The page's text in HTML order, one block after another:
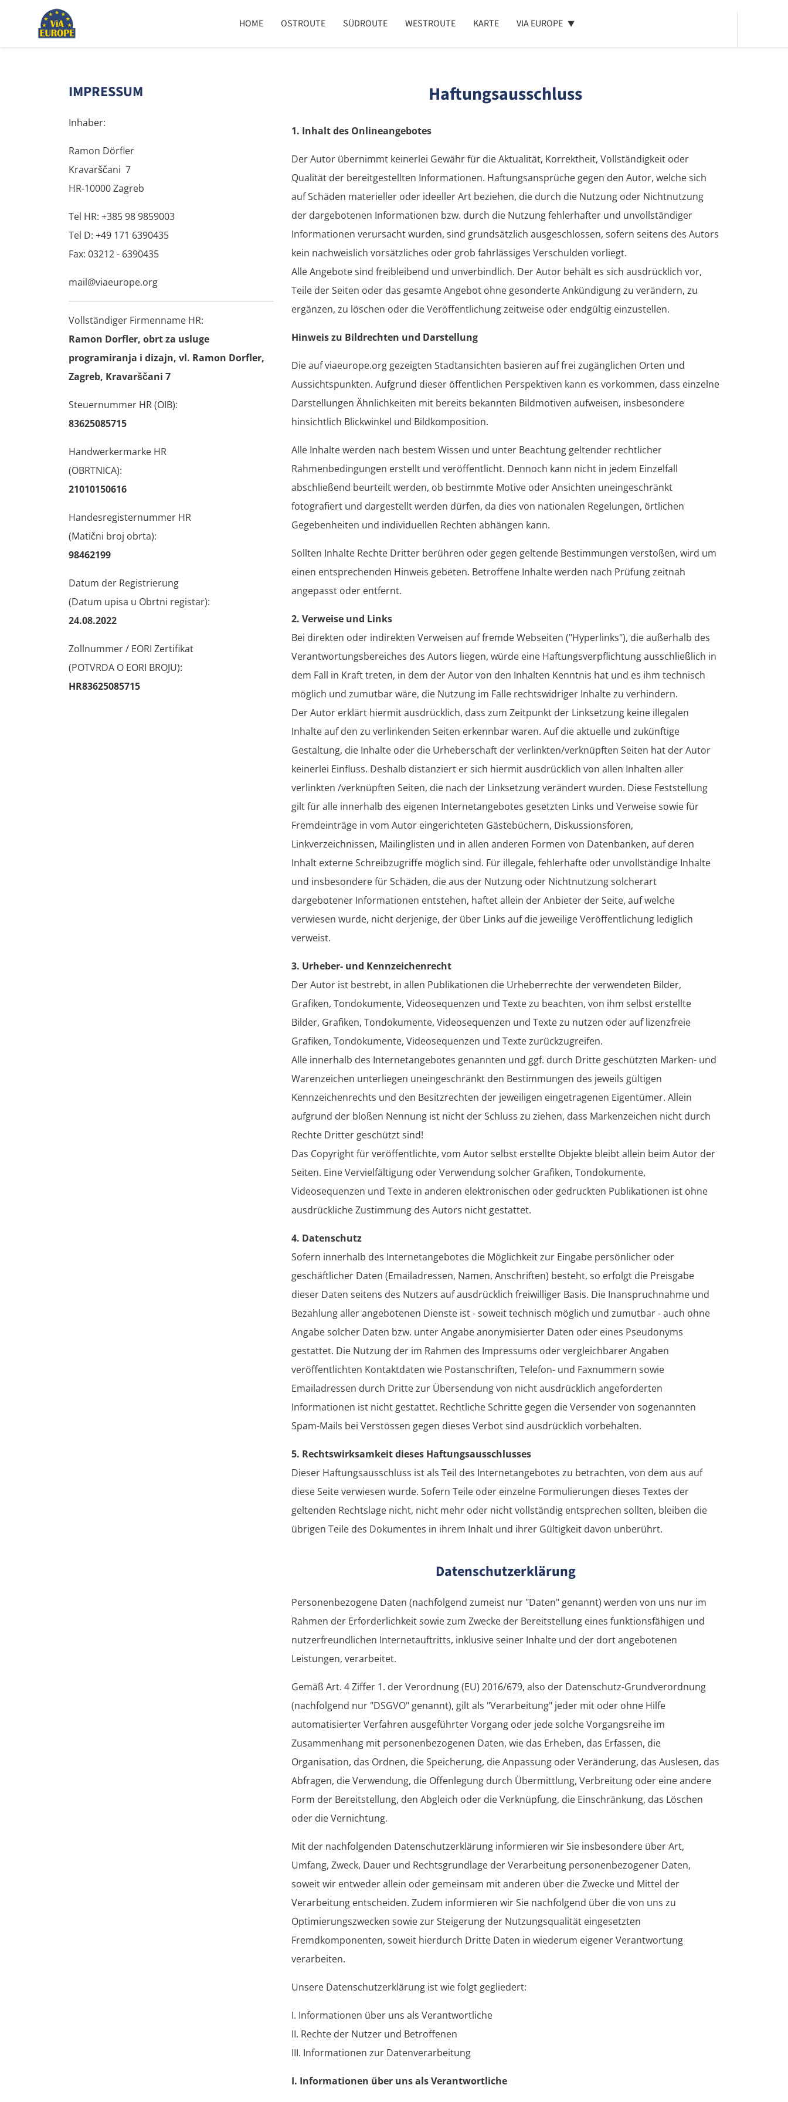
HOME OSTROUTE SÜDROUTE WESTROUTE KARTE VIA EUROPE
IMPRESSUM
Inhaber:
Ramon Dörfler
Kravarščani 7
HR-10000 Zagreb
Tel HR: +385 98 9859003
Tel D: +49 171 6390435
Fax: 03212 - 6390435
mail@viaeurope.org
Vollständiger Firmenname HR:
Ramon Dorfler, obrt za usluge
programiranja i dizajn, vl. Ramon Dorfler,
Zagreb, Kravarščani 7
Steuernummer HR (OIB):
83625085715
Handwerkermarke HR
(OBRTNICA):
21010150616
Handesregisternummer HR
(Matični broj obrta):
98462199
Datum der Registrierung
(Datum upisa u Obrtni registar):
24.08.2022
Zollnummer / EORI Zertifikat
(POTVRDA O EORI BROJU):
HR83625085715
Haftungsausschluss
1. Inhalt des Onlineangebotes
Der Autor übernimmt keinerlei Gewähr für die Aktualität, Korrektheit, Vollständigkeit oder
Qualität der bereitgestellten Informationen. Haftungsansprüche gegen den Autor, welche sich
auf Schäden materieller oder ideeller Art beziehen, die durch die Nutzung oder Nichtnutzung
der dargebotenen Informationen bzw. durch die Nutzung fehlerhafter und unvollständiger
Informationen verursacht wurden, sind grundsätzlich ausgeschlossen, sofern seitens des Autors
kein nachweislich vorsätzliches oder grob fahrlässiges Verschulden vorliegt.
Alle Angebote sind freibleibend und unverbindlich. Der Autor behält es sich ausdrücklich vor,
Teile der Seiten oder das gesamte Angebot ohne gesonderte Ankündigung zu verändern, zu
ergänzen, zu löschen oder die Veröffentlichung zeitweise oder endgültig einzustellen.
Hinweis zu Bildrechten und Darstellung
Die auf viaeurope.org gezeigten Stadtansichten basieren auf frei zugänglichen Orten und
Aussichtspunkten. Aufgrund dieser öffentlichen Perspektiven kann es vorkommen, dass einzelne
Darstellungen Ähnlichkeiten mit bereits bekannten Bildmotiven aufweisen, insbesondere
hinsichtlich Blickwinkel und Bildkomposition.
Alle Inhalte werden nach bestem Wissen und unter Beachtung geltender rechtlicher
Rahmenbedingungen erstellt und veröffentlicht. Dennoch kann nicht in jedem Einzelfall
abschließend beurteilt werden, ob bestimmte Motive oder Ansichten uneingeschränkt
fotografiert und dargestellt werden dürfen, da dies von nationalen Regelungen, örtlichen
Gegebenheiten und individuellen Rechten abhängen kann.
Sollten Inhalte Rechte Dritter berühren oder gegen geltende Bestimmungen verstoßen, wird um
einen entsprechenden Hinweis gebeten. Betroffene Inhalte werden nach Prüfung zeitnah
angepasst oder entfernt.
2. Verweise und Links
Bei direkten oder indirekten Verweisen auf fremde Webseiten ("Hyperlinks"), die außerhalb des
Verantwortungsbereiches des Autors liegen, würde eine Haftungsverpflichtung ausschließlich in
dem Fall in Kraft treten, in dem der Autor von den Inhalten Kenntnis hat und es ihm technisch
möglich und zumutbar wäre, die Nutzung im Falle rechtswidriger Inhalte zu verhindern.
Der Autor erklärt hiermit ausdrücklich, dass zum Zeitpunkt der Linksetzung keine illegalen
Inhalte auf den zu verlinkenden Seiten erkennbar waren. Auf die aktuelle und zukünftige
Gestaltung, die Inhalte oder die Urheberschaft der verlinkten/verknüpften Seiten hat der Autor
keinerlei Einfluss. Deshalb distanziert er sich hiermit ausdrücklich von allen Inhalten aller
verlinkten /verknüpften Seiten, die nach der Linksetzung verändert wurden. Diese Feststellung
gilt für alle innerhalb des eigenen Internetangebotes gesetzten Links und Verweise sowie für
Fremdeinträge in vom Autor eingerichteten Gästebüchern, Diskussionsforen,
Linkverzeichnissen, Mailinglisten und in allen anderen Formen von Datenbanken, auf deren
Inhalt externe Schreibzugriffe möglich sind. Für illegale, fehlerhafte oder unvollständige Inhalte
und insbesondere für Schäden, die aus der Nutzung oder Nichtnutzung solcherart
dargebotener Informationen entstehen, haftet allein der Anbieter der Seite, auf welche
verwiesen wurde, nicht derjenige, der über Links auf die jeweilige Veröffentlichung lediglich
verweist.
3. Urheber- und Kennzeichenrecht
Der Autor ist bestrebt, in allen Publikationen die Urheberrechte der verwendeten Bilder,
Grafiken, Tondokumente, Videosequenzen und Texte zu beachten, von ihm selbst erstellte
Bilder, Grafiken, Tondokumente, Videosequenzen und Texte zu nutzen oder auf lizenzfreie
Grafiken, Tondokumente, Videosequenzen und Texte zurückzugreifen.
Alle innerhalb des Internetangebotes genannten und ggf. durch Dritte geschützten Marken- und
Warenzeichen unterliegen uneingeschränkt den Bestimmungen des jeweils gültigen
Kennzeichenrechts und den Besitzrechten der jeweiligen eingetragenen Eigentümer. Allein
aufgrund der bloßen Nennung ist nicht der Schluss zu ziehen, dass Markenzeichen nicht durch
Rechte Dritter geschützt sind!
Das Copyright für veröffentlichte, vom Autor selbst erstellte Objekte bleibt allein beim Autor der
Seiten. Eine Vervielfältigung oder Verwendung solcher Grafiken, Tondokumente,
Videosequenzen und Texte in anderen elektronischen oder gedruckten Publikationen ist ohne
ausdrückliche Zustimmung des Autors nicht gestattet.
4. Datenschutz
Sofern innerhalb des Internetangebotes die Möglichkeit zur Eingabe persönlicher oder
geschäftlicher Daten (Emailadressen, Namen, Anschriften) besteht, so erfolgt die Preisgabe
dieser Daten seitens des Nutzers auf ausdrücklich freiwilliger Basis. Die Inanspruchnahme und
Bezahlung aller angebotenen Dienste ist - soweit technisch möglich und zumutbar - auch ohne
Angabe solcher Daten bzw. unter Angabe anonymisierter Daten oder eines Pseudonyms
gestattet. Die Nutzung der im Rahmen des Impressums oder vergleichbarer Angaben
veröffentlichten Kontaktdaten wie Postanschriften, Telefon- und Faxnummern sowie
Emailadressen durch Dritte zur Übersendung von nicht ausdrücklich angeforderten
Informationen ist nicht gestattet. Rechtliche Schritte gegen die Versender von sogenannten
Spam-Mails bei Verstössen gegen dieses Verbot sind ausdrücklich vorbehalten.
5. Rechtswirksamkeit dieses Haftungsausschlusses
Dieser Haftungsausschluss ist als Teil des Internetangebotes zu betrachten, von dem aus auf
diese Seite verwiesen wurde. Sofern Teile oder einzelne Formulierungen dieses Textes der
geltenden Rechtslage nicht, nicht mehr oder nicht vollständig entsprechen sollten, bleiben die
übrigen Teile des Dokumentes in ihrem Inhalt und ihrer Gültigkeit davon unberührt.
Datenschutzerklärung
Personenbezogene Daten (nachfolgend zumeist nur "Daten" genannt) werden von uns nur im
Rahmen der Erforderlichkeit sowie zum Zwecke der Bereitstellung eines funktionsfähigen und
nutzerfreundlichen Internetauftritts, inklusive seiner Inhalte und der dort angebotenen
Leistungen, verarbeitet.
Gemäß Art. 4 Ziffer 1. der Verordnung (EU) 2016/679, also der Datenschutz-Grundverordnung
(nachfolgend nur "DSGVO" genannt), gilt als "Verarbeitung" jeder mit oder ohne Hilfe
automatisierter Verfahren ausgeführter Vorgang oder jede solche Vorgangsreihe im
Zusammenhang mit personenbezogenen Daten, wie das Erheben, das Erfassen, die
Organisation, das Ordnen, die Speicherung, die Anpassung oder Veränderung, das Auslesen, das
Abfragen, die Verwendung, die Offenlegung durch Übermittlung, Verbreitung oder eine andere
Form der Bereitstellung, den Abgleich oder die Verknüpfung, die Einschränkung, das Löschen
oder die Vernichtung.
Mit der nachfolgenden Datenschutzerklärung informieren wir Sie insbesondere über Art,
Umfang, Zweck, Dauer und Rechtsgrundlage der Verarbeitung personenbezogener Daten,
soweit wir entweder allein oder gemeinsam mit anderen über die Zwecke und Mittel der
Verarbeitung entscheiden. Zudem informieren wir Sie nachfolgend über die von uns zu
Optimierungszwecken sowie zur Steigerung der Nutzungsqualität eingesetzten
Fremdkomponenten, soweit hierdurch Dritte Daten in wiederum eigener Verantwortung
verarbeiten.
Unsere Datenschutzerklärung ist wie folgt gegliedert:
I. Informationen über uns als Verantwortliche
II. Rechte der Nutzer und Betroffenen
III. Informationen zur Datenverarbeitung
I. Informationen über uns als Verantwortliche